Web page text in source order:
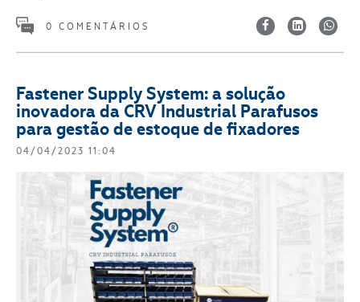
0 COMENTÁRIOS
Fastener Supply System: a solução
inovadora da CRV Industrial Parafusos
para gestão de estoque de fixadores
04/04/2023 11:04
Segmento